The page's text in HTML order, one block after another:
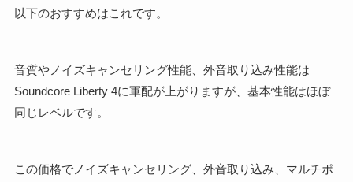
以下のおすすめはこれです。
音質やノイズキャンセリング性能、外音取り込み性能は
Soundcore Liberty 4に軍配が上がりますが、基本性能はほぼ
同じレベルです。
この価格でノイズキャンセリング、外音取り込み、マルチポ